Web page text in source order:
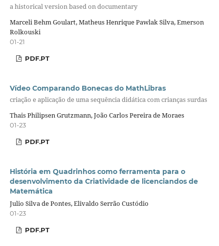
a historical version based on documentary
Marceli Behm Goulart, Matheus Henrique Pawlak Silva, Emerson
Rolkouski
01-21
PDF.PT
Vídeo Comparando Bonecas do MathLibras
criação e aplicação de uma sequência didática com crianças surdas
Thais Philipsen Grutzmann, João Carlos Pereira de Moraes
01-23
PDF.PT
História em Quadrinhos como ferramenta para o
desenvolvimento da Criatividade de licenciandos de
Matemática
Julio Silva de Pontes, Elivaldo Serrão Custódio
01-23
PDF.PT